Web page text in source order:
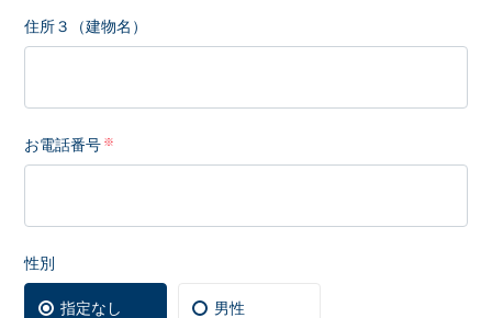
住所３（建物名）
お電話番号
性別
指定なし 男性